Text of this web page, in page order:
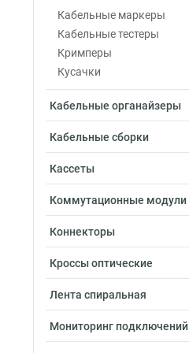
Кабельные маркеры
Кабельные тестеры
Кримперы
Кусачки
Кабельные органайзеры
Кабельные сборки
Кассеты
Коммутационные модули
Коннекторы
Кроссы оптические
Лента спиральная
Мониторинг подключений